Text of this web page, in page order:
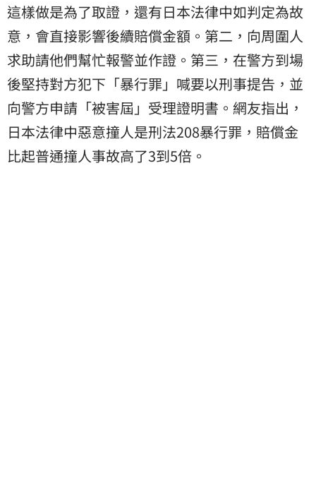
這樣做是為了取證，還有日本法律中如判定為故
意，會直接影響後續賠償金額。第二，向周圍人
求助請他們幫忙報警並作證。第三，在警方到場
後堅持對方犯下「暴行罪」喊要以刑事提告，並
向警方申請「被害屆」受理證明書。網友指出，
日本法律中惡意撞人是刑法208暴行罪，賠償金
比起普通撞人事故高了3到5倍。